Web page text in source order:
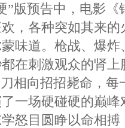
预告中，电影《
，各种突如其来
味道。枪战、爆
在刺激观众的肾
相向招招毙命，
了一场硬碰硬的巅
怒目圆睁以命相